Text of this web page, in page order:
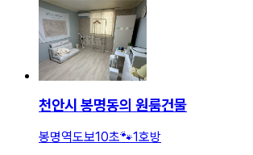
천안시 봉명동의 원룸건물
봉명역도보10초🐾1호방